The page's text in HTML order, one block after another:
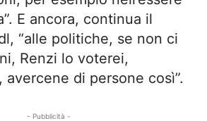
E ancora, continua il
“alle politiche, se non ci
Renzi lo voterei,
avercene di persone così”.
- Pubblicità -